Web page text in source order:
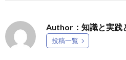
Author：知識と実践
投稿一覧